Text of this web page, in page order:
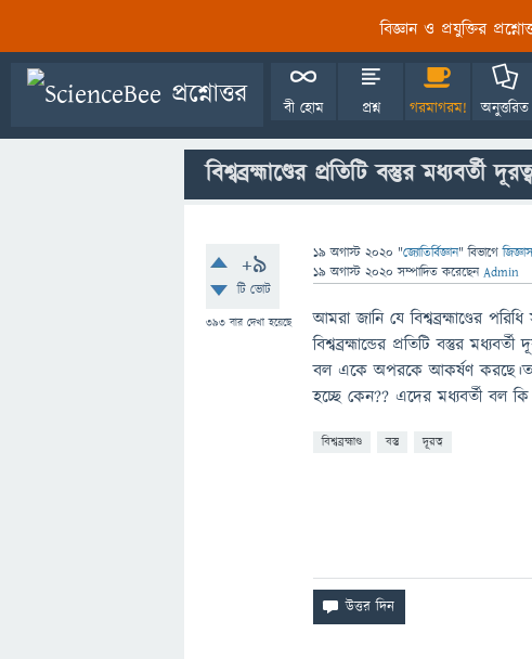
বিজ্ঞান ও প্রযুক্তির
বী হোম প্রশ্ন গরমাগরম! অনুত্তরিত
বিশ্বব্রহ্মাণ্ডের প্রতিটি বস্তুর মধ্যবর্তী
+9
টি ভোট
393 বার দেখা হয়েছে
19 অগাস্ট 2020 "জ্যোতির্বিজ্ঞান" বিভাগে
19 অগাস্ট 2020 সম্পাদিত করেছেনAdmin
আমরা জানি যে বিশ্বব্রহ্মাণ্ডের
বিশ্বব্রহ্মান্ডের প্রতিটি বস্তুর
বল একে অপরকে আকর্ষণ
হচ্ছে কেন?? এদের মধ্যবর্তী বল
বিশ্বব্রহ্মাণ্ড বস্তু দূরত্ব